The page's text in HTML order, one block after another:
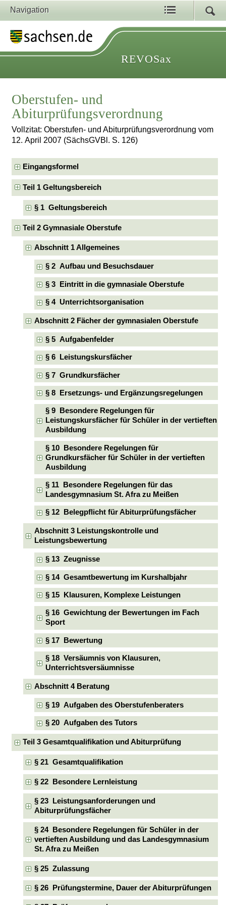
Navigation
REVOSax
Oberstufen- und
Abiturprüfungsverordnung
Vollzitat: Oberstufen- und Abiturprüfungsverordnung vom
12. April 2007 (SächsGVBl. S. 126)
Eingangsformel
Teil 1 Geltungsbereich
§ 1 Geltungsbereich
Teil 2 Gymnasiale Oberstufe
Abschnitt 1 Allgemeines
§ 2 Aufbau und Besuchsdauer
§ 3 Eintritt in die gymnasiale Oberstufe
§ 4 Unterrichtsorganisation
Abschnitt 2 Fächer der gymnasialen Oberstufe
§ 5 Aufgabenfelder
§ 6 Leistungskursfächer
§ 7 Grundkursfächer
§ 8 Ersetzungs- und Ergänzungsregelungen
§ 9 Besondere Regelungen für
Leistungskursfächer für Schüler in der vertieften
Ausbildung
§ 10 Besondere Regelungen für
Grundkursfächer für Schüler in der vertieften
Ausbildung
§ 11 Besondere Regelungen für das
Landesgymnasium St. Afra zu Meißen
§ 12 Belegpflicht für Abiturprüfungsfächer
Abschnitt 3 Leistungskontrolle und
Leistungsbewertung
§ 13 Zeugnisse
§ 14 Gesamtbewertung im Kurshalbjahr
§ 15 Klausuren, Komplexe Leistungen
§ 16 Gewichtung der Bewertungen im Fach
Sport
§ 17 Bewertung
§ 18 Versäumnis von Klausuren,
Unterrichtsversäumnisse
Abschnitt 4 Beratung
§ 19 Aufgaben des Oberstufenberaters
§ 20 Aufgaben des Tutors
Teil 3 Gesamtqualifikation und Abiturprüfung
§ 21 Gesamtqualifikation
§ 22 Besondere Lernleistung
§ 23 Leistungsanforderungen und
Abiturprüfungsfächer
§ 24 Besondere Regelungen für Schüler in der
vertieften Ausbildung und das Landesgymnasium
St. Afra zu Meißen
§ 25 Zulassung
§ 26 Prüfungstermine, Dauer der Abiturprüfungen